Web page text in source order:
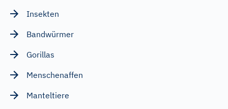
Insekten
Bandwürmer
Gorillas
Menschenaffen
Manteltiere